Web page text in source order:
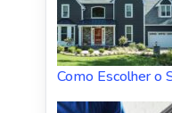
Como Escolher o